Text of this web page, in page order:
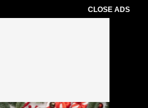
CLOSE ADS